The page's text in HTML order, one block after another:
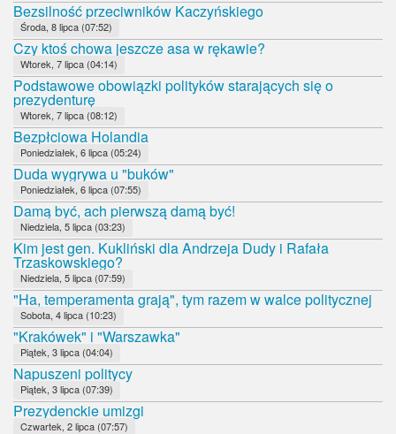
Bezsilność przeciwników Kaczyńskiego
Środa, 8 lipca (07:52)
Czy ktoś chowa jeszcze asa w rękawie?
Wtorek, 7 lipca (04:14)
Podstawowe obowiązki polityków starających się o
prezydenturę
Wtorek, 7 lipca (08:12)
Bezpłciowa Holandia
Poniedziałek, 6 lipca (05:24)
Duda wygrywa u "buków"
Poniedziałek, 6 lipca (07:55)
Damą być, ach pierwszą damą być!
Niedziela, 5 lipca (03:23)
Kim jest gen. Kukliński dla Andrzeja Dudy i Rafała
Trzaskowskiego?
Niedziela, 5 lipca (07:59)
"Ha, temperamenta grają", tym razem w walce politycznej
Sobota, 4 lipca (10:23)
"Krakówek" i "Warszawka"
Piątek, 3 lipca (04:04)
Napuszeni politycy
Piątek, 3 lipca (07:39)
Prezydenckie umizgi
Czwartek, 2 lipca (07:57)